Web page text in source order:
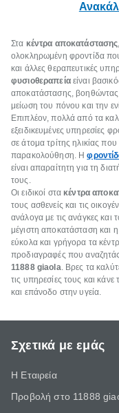
Στα κέντρα αποκατάστασης
ολοκληρωμένη φροντίδα
και άλλες θεραπευτικές
φυσιοθεραπεία είναι
αποκατάστασης, βοηθώντας
μείωση του πόνου και την
Επιπλέον, πολλά από τα
εξειδικευμένες υπηρεσίες
σε άτομα τρίτης ηλικίας που
παρακολούθηση. Η
είναι απαραίτητη για τη
τους.
Οι ειδικοί στα κέντρα
τους ασθενείς και τις
ανάλογα με τις ανάγκες και
μέγιστη αποκατάσταση και
εύκολα και γρήγορα τα
προδιαγραφές που
11888 giaola. Βρες τα
τις υπηρεσίες τους και
και επάνοδο στην υγεία.
Σχετικά με εμάς
Η Εταιρεία
Προβολή στο 11888